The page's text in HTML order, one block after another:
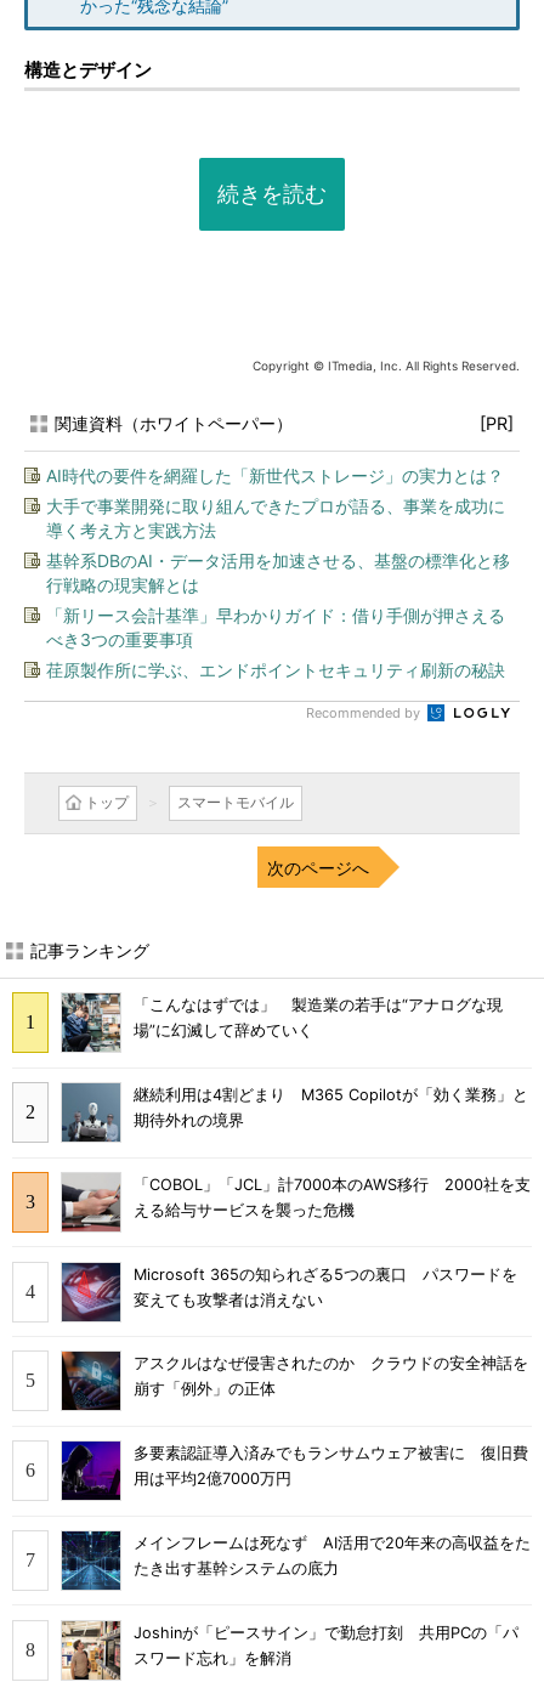
かった“残念な結論”
構造とデザイン
続きを読む
Copyright © ITmedia, Inc. All Rights Reserved.
関連資料（ホワイトペーパー） [PR]
AI時代の要件を網羅した「新世代ストレージ」の実力とは？
大手で事業開発に取り組んできたプロが語る、事業を成功に
導く考え方と実践方法
基幹系DBのAI・データ活用を加速させる、基盤の標準化と移
行戦略の現実解とは
「新リース会計基準」早わかりガイド：借り手側が押さえる
べき3つの重要事項
荏原製作所に学ぶ、エンドポイントセキュリティ刷新の秘訣
Recommended by
トップ スマートモバイル
次のページへ
記事ランキング
「こんなはずでは」 製造業の若手は“アナログな現
場”に幻滅して辞めていく
継続利用は4割どまり M365 Copilotが「効く業務」と
期待外れの境界
「COBOL」「JCL」計7000本のAWS移行 2000社を支
える給与サービスを襲った危機
Microsoft 365の知られざる5つの裏口 パスワードを
変えても攻撃者は消えない
アスクルはなぜ侵害されたのか クラウドの安全神話を
崩す「例外」の正体
多要素認証導入済みでもランサムウェア被害に 復旧費
用は平均2億7000万円
メインフレームは死なず AI活用で20年来の高収益をた
たき出す基幹システムの底力
Joshinが「ピースサイン」で勤怠打刻 共用PCの「パ
スワード忘れ」を解消